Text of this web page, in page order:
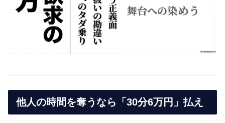
他人の時間を奪うなら「30分6万円」払え